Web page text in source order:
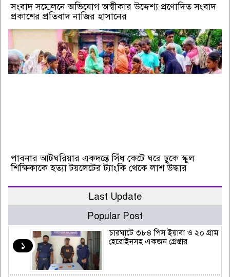
সংবাদ সম্মেলনে অভিযোগ অস্বীকার উদ্দেশ্য প্রণোদিত সংবাদ
প্রকাশের প্রতিবাদ নাজির হাসানের
পাবনার আটঘরিয়ার একদন্তে সিঁধ কেটে ঘরে ঢুকে স্কুল
শিক্ষিকাকে হত্যা টয়লেটের ট্যাংকি থেকে লাশ উদ্ধার
Last Update
Popular Post
১
চারঘাটে ৩৮৪ পিস ইয়াবা ও ২০ গ্রাম
হেরোইনসহ একজন গ্রেপ্তার